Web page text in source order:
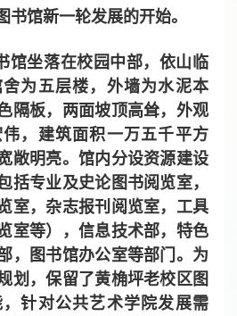
书馆新一轮发展的开始。
馆坐落在校园中部，依山临
为五层楼，外墙为水泥本
隔板，两面坡顶高耸，外观
，建筑面积一万五千平方
敞明亮。馆内分设资源建设
括专业及史论图书阅览室，
室，杂志报刊阅览室，工具
室等），信息技术部，特色
，图书馆办公室等部门。为
划，保留了黄桷坪老校区图
针对公共艺术学院发展需